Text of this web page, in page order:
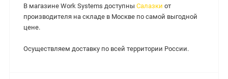
В магазине Work Systems доступны Салазки от
производителя на складе в Москве по самой выгодной
цене.
Осуществляем доставку по всей территории России.